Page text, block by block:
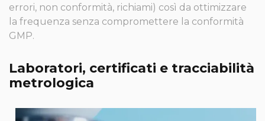
errori, non conformità, richiami) così da ottimizzare
la frequenza senza compromettere la conformità
GMP.
Laboratori, certificati e tracciabilità
metrologica